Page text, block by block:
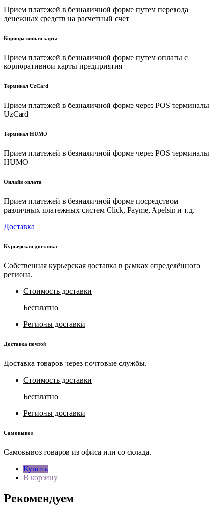
Прием платежей в безналичной форме путем перевода
денежных средств на расчетный счет
Корпоративная карта
Прием платежей в безналичной форме путем оплаты с
корпоративной карты предприятия
Терминал UzCard
Прием платежей в безналичной форме через POS терминалы
UzCard
Терминал HUMO
Прием платежей в безналичной форме через POS терминалы
HUMO
Онлайн оплата
Прием платежей в безналичной форме посредством
различных платежных систем Click, Payme, Apelsin и т.д.
Доставка
Курьерская доставка
Собственная курьерская доставка в рамках определённого
региона.
Стоимость доставки
Бесплатно
Регионы доставки
Доставка почтой
Доставка товаров через почтовые службы.
Стоимость доставки
Бесплатно
Регионы доставки
Самовывоз
Самовывоз товаров из офиса или со склада.
Купить
В корзину
Рекомендуем